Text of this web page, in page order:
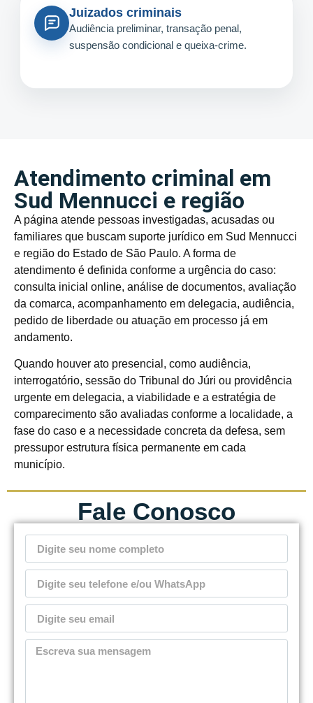
Juizados criminais
Audiência preliminar, transação penal,
suspensão condicional e queixa-crime.
Atendimento criminal em
Sud Mennucci e região
A página atende pessoas investigadas, acusadas ou
familiares que buscam suporte jurídico em Sud Mennucci
e região do Estado de São Paulo. A forma de
atendimento é definida conforme a urgência do caso:
consulta inicial online, análise de documentos, avaliação
da comarca, acompanhamento em delegacia, audiência,
pedido de liberdade ou atuação em processo já em
andamento.
Quando houver ato presencial, como audiência,
interrogatório, sessão do Tribunal do Júri ou providência
urgente em delegacia, a viabilidade e a estratégia de
comparecimento são avaliadas conforme a localidade, a
fase do caso e a necessidade concreta da defesa, sem
pressupor estrutura física permanente em cada
município.
Fale Conosco